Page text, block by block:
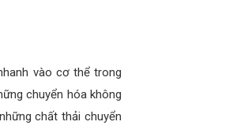
vào cơ thể trong
chuyển hóa không
chất thải chuyển